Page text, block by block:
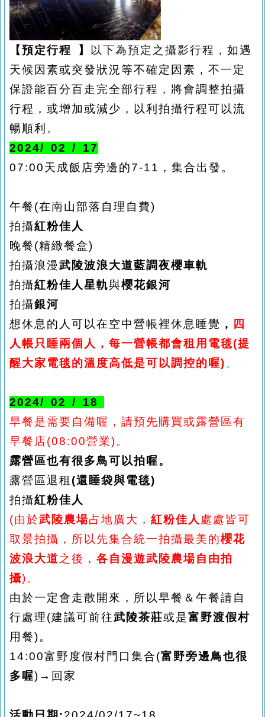
【預定行程 】 以下為預定之攝影行程， 如遇
天候因素或突發狀況等不確定因素， 不一定
保證能百分百走完全部行程， 將會調整拍攝
行程，或增加或減少，以利拍攝行程可以流
暢順利。
2024/ 02 / 17
07:00天成飯店旁邊的7-11 ，集合出發。
午餐(在南山部落自理自費)
拍攝紅粉佳人
晚餐(精緻餐盒)
拍攝浪漫武陵波浪大道藍調夜櫻車軌
拍攝紅粉佳人 星軌與櫻花銀河
拍攝銀河
想休息的人可以在空中營帳裡休息睡覺 ，
四
人帳只睡兩個人，每一營帳都會租用電毯(提
醒大家電毯的溫度高低是可以調控的喔)。
2024/ 02 / 18
早餐是需要自備喔，請預先購買或露營區有
早餐店(08:00營業)。
露營區也有很多鳥可以拍喔。
露營區退租 (還睡袋與電毯)
拍攝紅粉佳人
(由於武陵農場占地廣大， 紅粉佳人 處處皆可
取景拍攝，所以先集合統一拍攝最美的櫻花
波浪大道之後， 各自漫遊武陵農場自由拍
攝)。
由於一定會走散開來，所以早餐＆ 午餐請自
行處理(建議可前往武陵茶莊或是富野渡假村
用餐)。
14:00富野度假村門口 集合(富野旁邊鳥也很
多喔) →回家